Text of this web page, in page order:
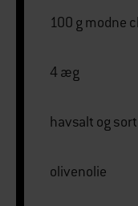
100 g modne
4 æg
havsalt og
olivenolie